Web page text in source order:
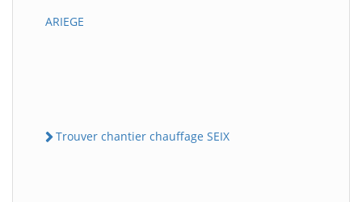
ARIEGE
Trouver chantier chauffage SEIX